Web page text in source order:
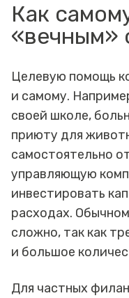
Как
«вечным»
Целевую помощь
и самому.
своей школе,
приюту для
самостоятельно
управляющую
инвестировать
расходах.
сложно, так как
и большое
Для частных